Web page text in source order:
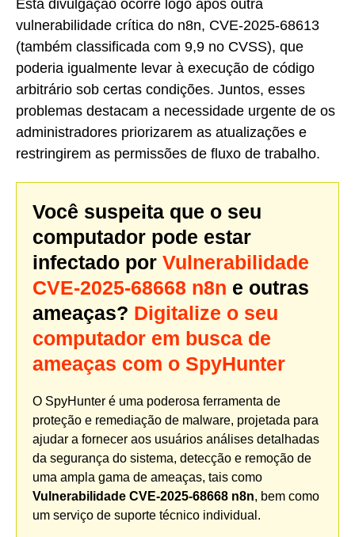
Esta divulgação ocorre logo após outra
vulnerabilidade crítica do n8n, CVE-2025-68613
(também classificada com 9,9 no CVSS), que
poderia igualmente levar à execução de código
arbitrário sob certas condições. Juntos, esses
problemas destacam a necessidade urgente de os
administradores priorizarem as atualizações e
restringirem as permissões de fluxo de trabalho.
Você suspeita que o seu
computador pode estar
infectado por Vulnerabilidade
CVE-2025-68668 n8n e outras
ameaças? Digitalize o seu
computador em busca de
ameaças com o SpyHunter
O SpyHunter é uma poderosa ferramenta de
proteção e remediação de malware, projetada para
ajudar a fornecer aos usuários análises detalhadas
da segurança do sistema, detecção e remoção de
uma ampla gama de ameaças, tais como
Vulnerabilidade CVE-2025-68668 n8n, bem como
um serviço de suporte técnico individual.